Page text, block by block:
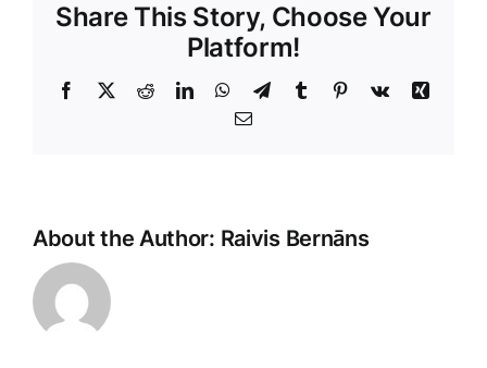
Share This Story, Choose Your
Platform!
Facebook
X RedditLinkedInWhatsApp
TelegramTumblr Pinterest
Vk
Xing
E-
About the Author: Raivis Bernāns